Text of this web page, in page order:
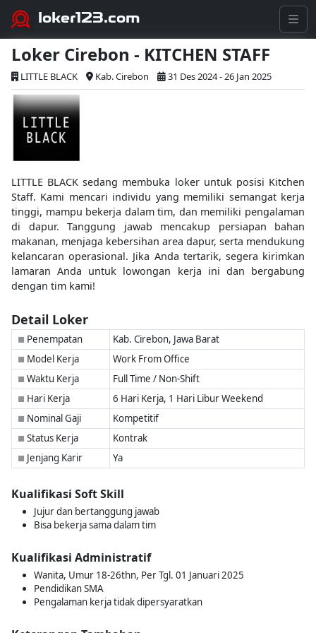
loker123.com
Loker Cirebon - KITCHEN STAFF
LITTLE BLACK Kab. Cirebon 31 Des 2024 - 26 Jan 2025
LITTLE BLACK sedang membuka loker untuk posisi Kitchen
Staff. Kami mencari individu yang memiliki semangat kerja
tinggi, mampu bekerja dalam tim, dan memiliki pengalaman
di dapur. Tanggung jawab mencakup persiapan bahan
makanan, menjaga kebersihan area dapur, serta mendukung
kelancaran operasional. Jika Anda tertarik, segera kirimkan
lamaran Anda untuk lowongan kerja ini dan bergabung
dengan tim kami!
Detail Loker
■ Penempatan Kab. Cirebon, Jawa Barat
■ Model Kerja Work From Office
■ Waktu Kerja Full Time / Non-Shift
■ Hari Kerja 6 Hari Kerja, 1 Hari Libur Weekend
■ Nominal Gaji Kompetitif
■ Status Kerja Kontrak
■ Jenjang Karir Ya
Kualifikasi Soft Skill
Jujur dan bertanggung jawab
Bisa bekerja sama dalam tim
Kualifikasi Administratif
Wanita, Umur 18-26thn, Per Tgl. 01 Januari 2025
Pendidikan SMA
Pengalaman kerja tidak dipersyaratkan